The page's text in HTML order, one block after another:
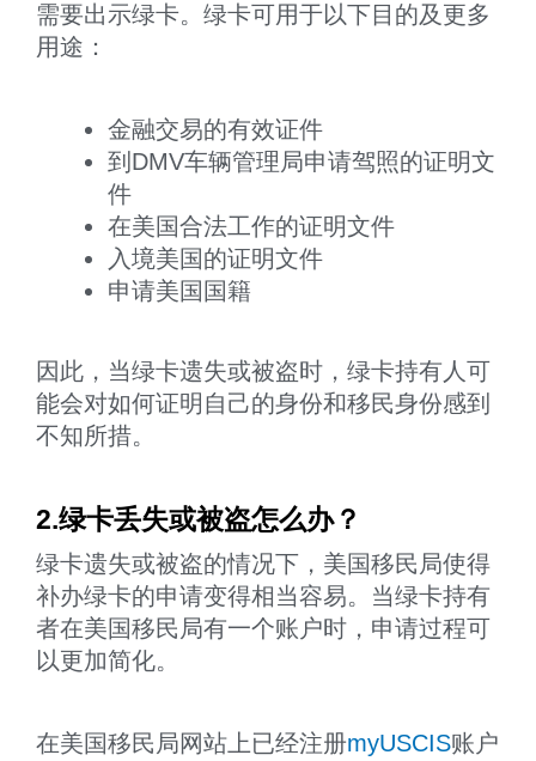
需要出示绿卡。绿卡可用于以下目的及更多
用途：
金融交易的有效证件
到DMV车辆管理局申请驾照的证明文
件
在美国合法工作的证明文件
入境美国的证明文件
申请美国国籍
因此，当绿卡遗失或被盗时，绿卡持有人可
能会对如何证明自己的身份和移民身份感到
不知所措。
2.绿卡丢失或被盗怎么办？
绿卡遗失或被盗的情况下，美国移民局使得
补办绿卡的申请变得相当容易。当绿卡持有
者在美国移民局有一个账户时，申请过程可
以更加简化。
在美国移民局网站上已经注册myUSCIS账户